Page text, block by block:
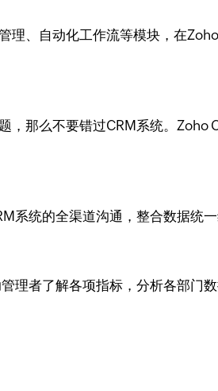
、自动化工作流等模块，在
那么不要错过CRM系统。Zoho
系统的全渠道沟通，整合数据统一
理者了解各项指标，分析各部门数